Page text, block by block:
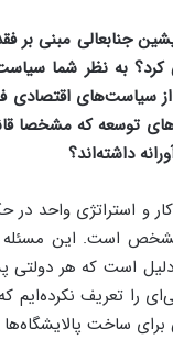
جنابعالی مبنی بر
کرد؟ به نظر شما
از سیاست‌های
داشته‌اند؟
و استراتژی واحد در
است. این مسئله
است که هر دولتی
را تعریف نکرده‌ایم
برای ساخت